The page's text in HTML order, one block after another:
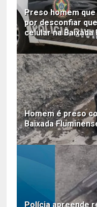
Preso homem
por desconfiar
celular na Baixada
Homem é preso
Baixada
Polícia apreende